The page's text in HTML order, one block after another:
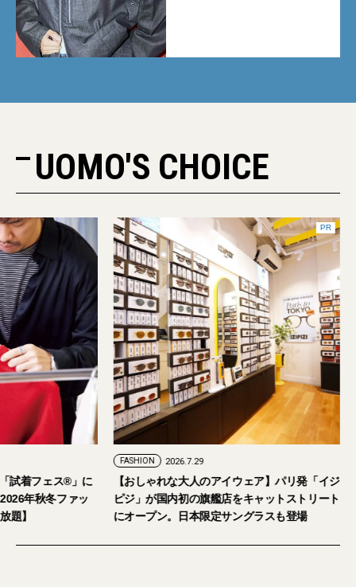
UOMO'S CHOICE
試着フェス®︎」に
年秋冬ファッ
題】
PR
FASHION 2026.7.29
【おしゃれな大人のアイウェア】パリ発「イジ
ピジ」が国内初の旗艦店をキャットストリート
にオープン。日本限定サングラスも登場